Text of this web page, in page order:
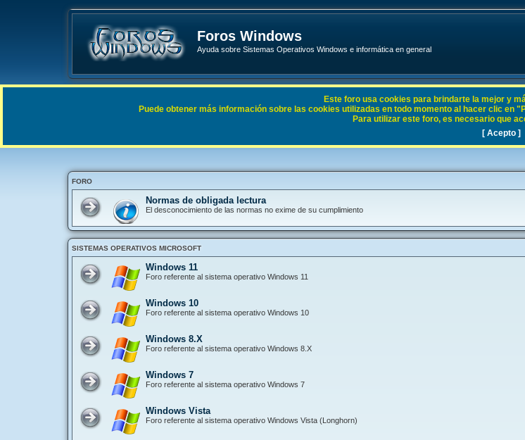
Foros Windows
Ayuda sobre Sistemas Operativos Windows e informática en general
Enlaces rápidos FAQ
FORO
Normas de obligada lectura
El desconocimiento de las normas no exime de su cumplimiento
SISTEMAS OPERATIVOS MICROSOFT
Windows 11
Foro referente al sistema operativo Windows 11
Windows 10
Foro referente al sistema operativo Windows 10
Windows 8.X
Foro referente al sistema operativo Windows 8.X
Windows 7
Foro referente al sistema operativo Windows 7
Windows Vista
Foro referente al sistema operativo Windows Vista (Longhorn)
Este foro usa cookies para brindarte la mejor y
Puede obtener más información sobre las cookies utilizadas en todo momento al hacer clic en
Para utilizar este foro, es necesario que
[ Acepto ]